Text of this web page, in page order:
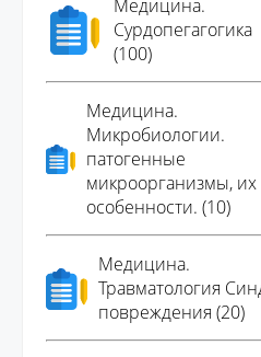
Медицина.
Сурдопегагогика
(100)
Медицина.
Микробиологии.
патогенные
микроорганизмы, их
особенности. (10)
Медицина.
Травматология
повреждения (20)